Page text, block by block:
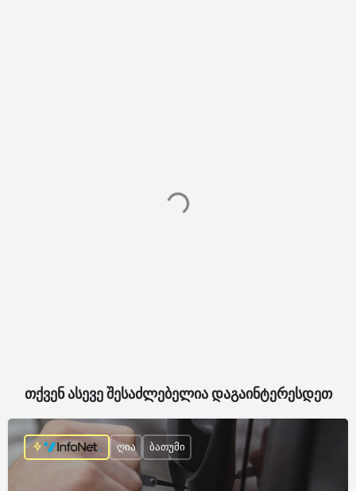
თქვენ ასევე შესაძლებელია დაგაინტერესდეთ
ღია ბათუმი